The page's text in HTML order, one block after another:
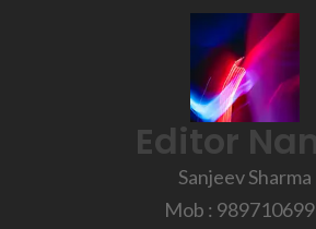
Editor
Sanjeev Sharma
Mob :